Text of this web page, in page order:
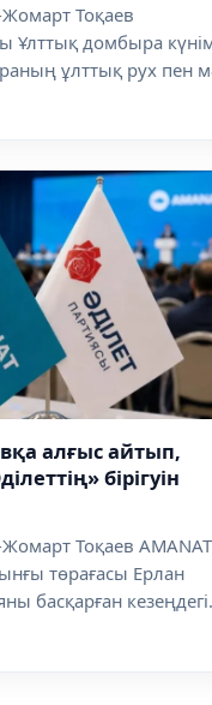
Тоқаев
Ұлттық домбыра
ұлттық рух пен
алғыс айтып,
бірігуін
Тоқаев AMANAT
төрағасы Ерлан
басқарған